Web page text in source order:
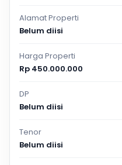
Alamat Properti
Belum diisi
Harga Properti
Rp 450.000.000
DP
Belum diisi
Tenor
Belum diisi